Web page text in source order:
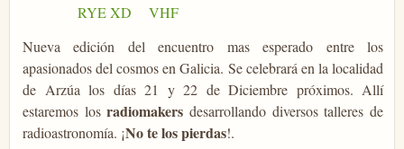
RYE XD
VHF
Nueva edición del encuentro mas esperado entre los
apasionados del cosmos en Galicia. Se celebrará en la localidad
de Arzúa los días 21 y 22 de Diciembre próximos. Allí
estaremos losradiomakers desarrollando diversos talleres de
radioastronomía. ¡No te los pierdas!.